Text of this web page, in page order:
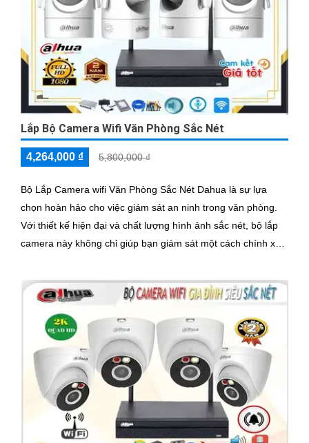
Lắp Bộ Camera Wifi Văn Phòng Sắc Nét
4,264,000 ₫ 5,800,000 ₫
Bộ Lắp Camera wifi Văn Phòng Sắc Nét Dahua là sự lựa
chọn hoàn hảo cho việc giám sát an ninh trong văn phòng.
Với thiết kế hiện đại và chất lượng hình ảnh sắc nét, bộ lắp
camera này không chỉ giúp bạn giám sát một cách chính xác